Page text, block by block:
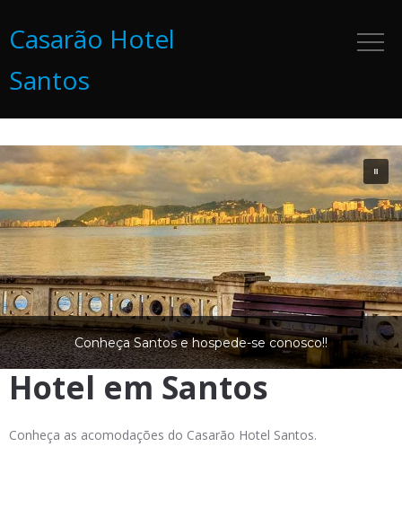
Casarão Hotel
Santos
Conheça Santos e hospede-se conosco!!
Hotel em Santos
Conheça as acomodações do Casarão Hotel Santos.